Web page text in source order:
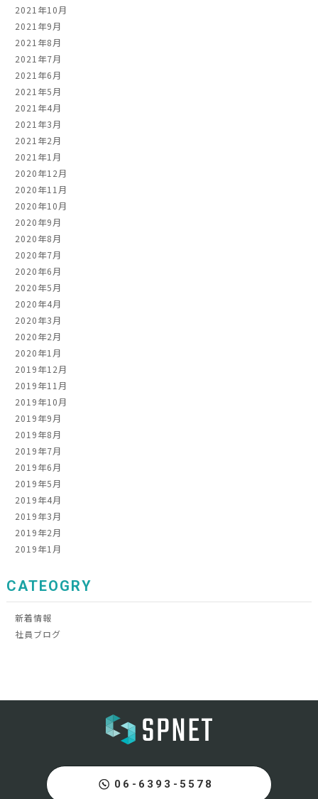
2021年10月
2021年9月
2021年8月
2021年7月
2021年6月
2021年5月
2021年4月
2021年3月
2021年2月
2021年1月
2020年12月
2020年11月
2020年10月
2020年9月
2020年8月
2020年7月
2020年6月
2020年5月
2020年4月
2020年3月
2020年2月
2020年1月
2019年12月
2019年11月
2019年10月
2019年9月
2019年8月
2019年7月
2019年6月
2019年5月
2019年4月
2019年3月
2019年2月
2019年1月
CATEOGRY
新着情報
社員ブログ
06-6393-5578